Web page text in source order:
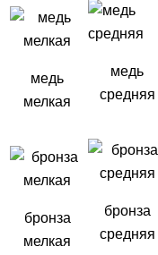
медь
мелкая
медь
средняя
бронза
мелкая
бронза
средняя